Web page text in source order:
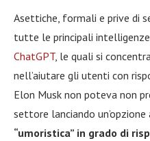
Asettiche, formali e prive di
tutte le principali
ChatGPT, le quali si
nell’aiutare gli utenti con
Elon Musk non poteva non
settore lanciando un’opzione
“umoristica” in grado di